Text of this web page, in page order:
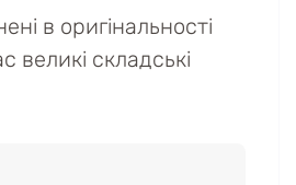
в оригінальності
великі складські